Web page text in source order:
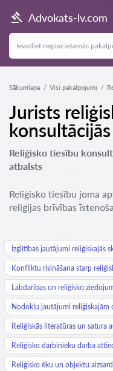
Advokats-lv.com
Sākumlapa Visi pakalpojumi
Jurists
Reliģisko tiesību
atbalsts
Reliģisko tiesību joma
reliģijas brīvības
Izglītības jautājumi reliģiskajās
Konfliktu risināšana starp
Labdarības un reliģisko
Nodokļu jautājumi reliģiskajām
Reliģiskās literatūras un satura
Reliģisko darbinieku darba
Reliģisko ēku un objektu